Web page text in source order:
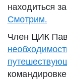
находиться
Смотрим.
Член ЦИК